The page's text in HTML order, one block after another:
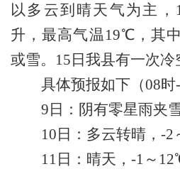
以多云到晴天气为主，
升，最高气温19℃ ，其
或雪。 15日我县有一次冷
具体预报如下（08时
9 日： 阴有零星雨夹
10 日： 多云转晴， -2
11 日： 晴天 ， -1 ～ 12